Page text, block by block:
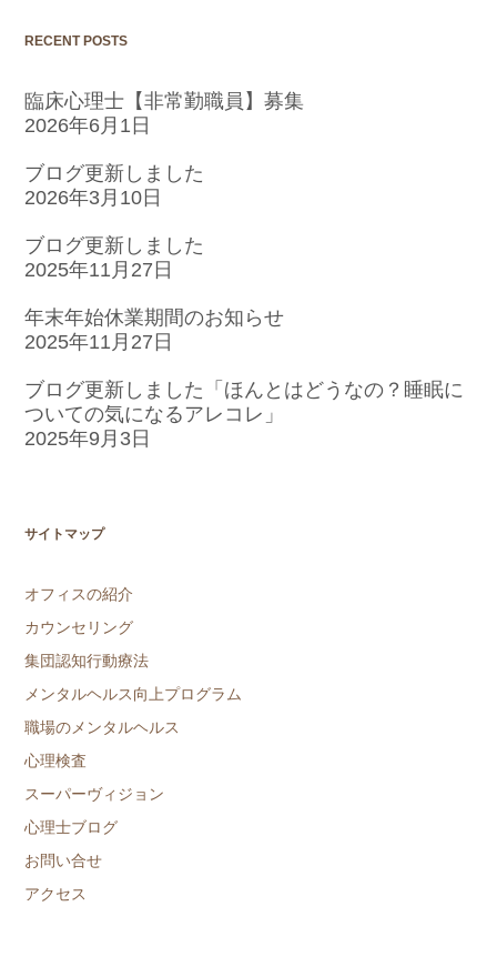
RECENT POSTS
臨床心理士【非常勤職員】募集
2026年6月1日
ブログ更新しました
2026年3月10日
ブログ更新しました
2025年11月27日
年末年始休業期間のお知らせ
2025年11月27日
ブログ更新しました「ほんとはどうなの？睡眠に
ついての気になるアレコレ」
2025年9月3日
サイトマップ
オフィスの紹介
カウンセリング
集団認知行動療法
メンタルヘルス向上プログラム
職場のメンタルヘルス
心理検査
スーパーヴィジョン
心理士ブログ
お問い合せ
アクセス